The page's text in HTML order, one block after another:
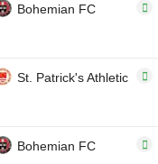
Bohemian FC
St. Patrick's Athletic
Bohemian FC